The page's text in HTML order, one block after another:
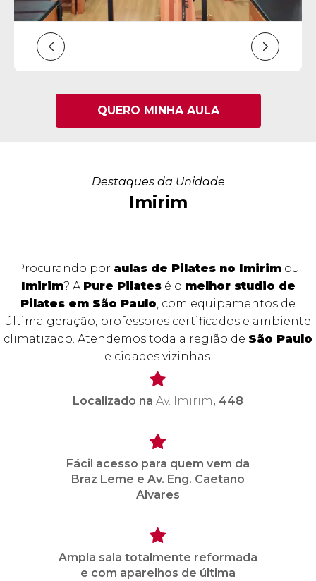
QUERO MINHA AULA
Destaques da Unidade
Imirim
Procurando por aulas de Pilates no Imirim ou
Imirim? A Pure Pilatesé o melhor studio de
Pilates em São Paulo, com equipamentos de
última geração, professores certificados e ambiente
climatizado. Atendemos toda a região de São Paulo
e cidades vizinhas.
Localizado na Av. Imirim, 448
Fácil acesso para quem vem da
Braz Leme e Av. Eng. Caetano
Alvares
Ampla sala totalmente reformada
e com aparelhos de última